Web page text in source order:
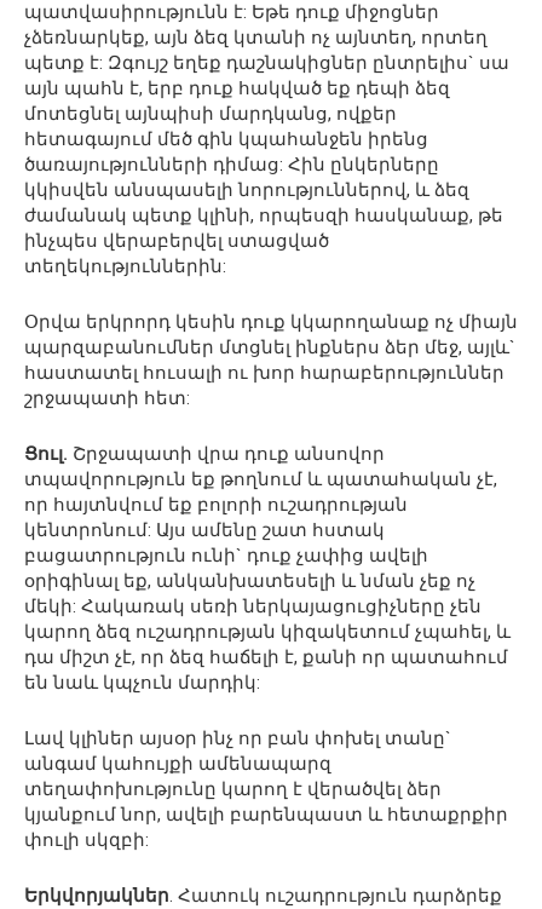
պատվասիրությունն է: Եթե դուք միջոցներ
չձեռնարկեք, այն ձեզ կտանի ոչ այնտեղ, որտեղ
պետք է: Զգույշ եղեք դաշնակիցներ ընտրելիս` սա
այն պահն է, երբ դուք հակված եք դեպի ձեզ
մոտեցնել այնպիսի մարդկանց, ովքեր
հետագայում մեծ գին կպահանջեն իրենց
ծառայությունների դիմաց: Հին ընկերները
կկիսվեն անսպասելի նորություններով, և ձեզ
ժամանակ պետք կլինի, որպեսզի հասկանաք, թե
ինչպես վերաբերվել ստացված
տեղեկություններին:
Օրվա երկրորդ կեսին դուք կկարողանաք ոչ միայն
պարզաբանումներ մտցնել ինքներս ձեր մեջ, այլև`
հաստատել հուսալի ու խոր հարաբերություններ
շրջապատի հետ:
Ցուլ. Շրջապատի վրա դուք անսովոր
տպավորություն եք թողնում և պատահական չէ,
որ հայտնվում եք բոլորի ուշադրության
կենտրոնում: Այս ամենը շատ հստակ
բացատրություն ունի` դուք չափից ավելի
օրիգինալ եք, անկանխատեսելի և նման չեք ոչ
մեկի: Հակառակ սեռի ներկայացուցիչները չեն
կարող ձեզ ուշադրության կիզակետում չպահել, և
դա միշտ չէ, որ ձեզ հաճելի է, քանի որ պատահում
են նաև կպչուն մարդիկ:
Լավ կլիներ այսօր ինչ որ բան փոխել տանը`
անգամ կահույքի ամենապարզ
տեղափոխությունը կարող է վերածվել ձեր
կյանքում նոր, ավելի բարենպաստ և հետաքրքիր
փուլի սկզբի:
Երկվորյակներ. Հատուկ ուշադրություն դարձրեք